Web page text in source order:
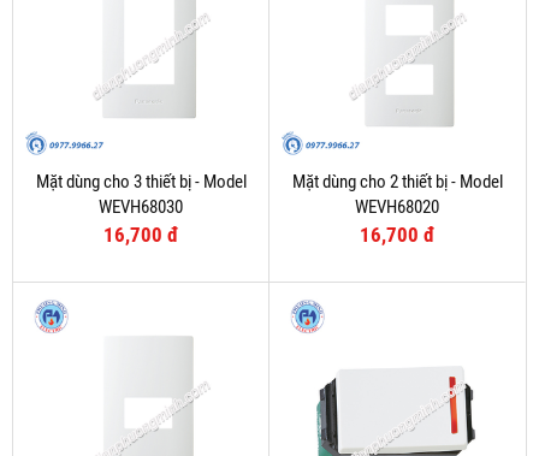
Mặt dùng cho 3 thiết bị - Model
WEVH68030
16,700 đ
Mặt dùng cho 2 thiết bị - Model
WEVH68020
16,700 đ